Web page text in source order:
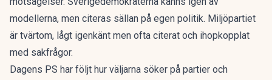
modellerna, men citeras sällan på egen politik. Miljöpartiet
är tvärtom, lågt igenkänt men ofta citerat och ihopkopplat
med sakfrågor.
Dagens PS har följt hur väljarna söker på partier och